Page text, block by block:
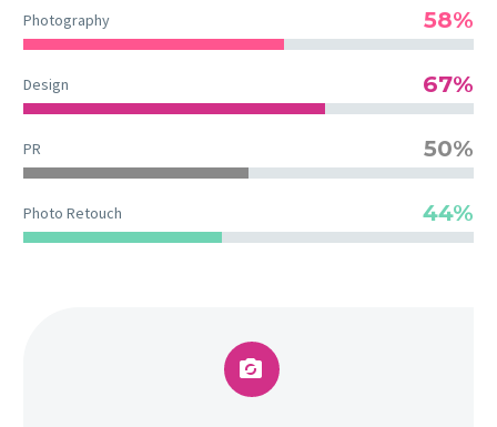
Photography 58%
Design 67%
PR 50%
Photo Retouch 44%

